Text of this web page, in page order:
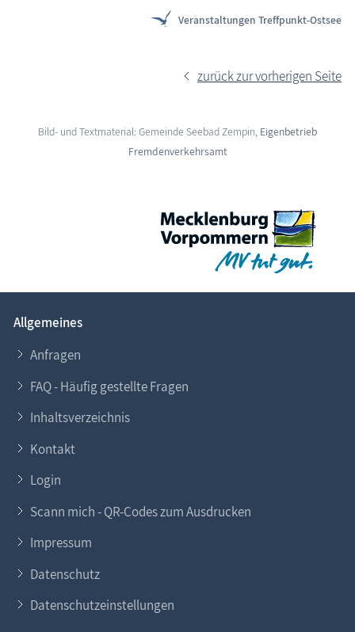
Veranstaltungen Treffpunkt-Ostsee
zurück zur vorherigen Seite
Bild- und Textmaterial: Gemeinde Seebad Zempin, Eigenbetrieb
Fremdenverkehrsamt
Allgemeines
Anfragen
FAQ - Häufig gestellte Fragen
Inhaltsverzeichnis
Kontakt
Login
Scann mich - QR-Codes zum Ausdrucken
Impressum
Datenschutz
Datenschutzeinstellungen